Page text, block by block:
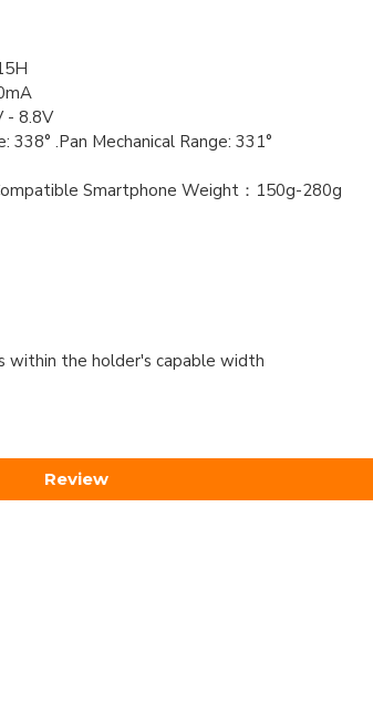
- 8.8V
338° .Pan Mechanical Range: 331°
Smartphone Weight：150g-280g
within the holder's capable width
Review